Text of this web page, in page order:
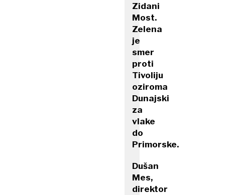
Zidani
Most.
Zelena
je
smer
proti
Tivoliju
oziroma
Dunajski
za
vlake
do
Primorske.
Dušan
Mes,
direktor